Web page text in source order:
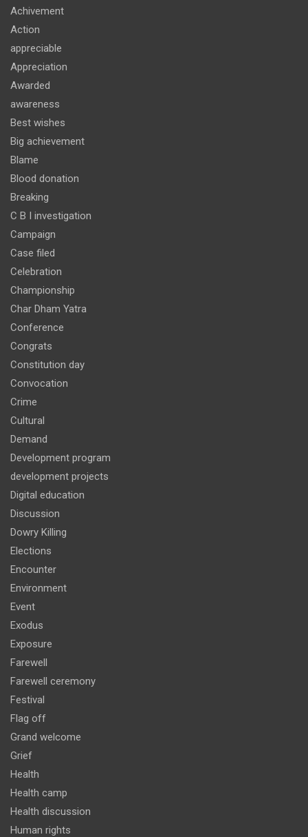
Achivement
Action
appreciable
Appreciation
Awarded
awareness
Best wishes
Big achievement
Blame
Blood donation
Breaking
C B I investigation
Campaign
Case filed
Celebration
Championship
Char Dham Yatra
Conference
Congrats
Constitution day
Convocation
Crime
Cultural
Demand
Development program
development projects
Digital education
Discussion
Dowry Killing
Elections
Encounter
Environment
Event
Exodus
Exposure
Farewell
Farewell ceremony
Festival
Flag off
Grand welcome
Grief
Health
Health camp
Health discussion
Human rights